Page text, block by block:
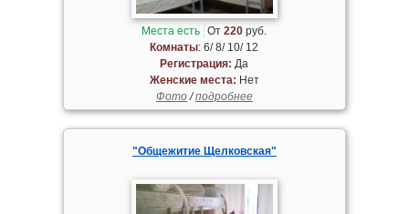
Места есть От220 руб.
Комнаты: 6/ 8/ 10/ 12
Регистрация: Да
Женские места: Нет
Фото/подробнее
"Общежитие Щелковская"